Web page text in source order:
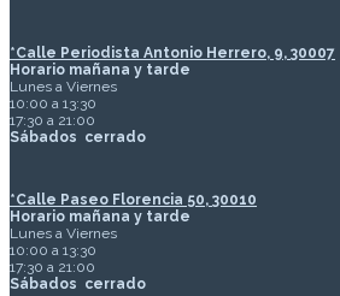
*Calle Periodista Antonio Herrero, 9, 30007
Horario mañana y tarde
Lunes a Viernes
10:00 a 13:30
17:30 a 21:00
Sábados cerrado
*Calle Paseo Florencia 50, 30010
Horario mañana y tarde
Lunes a Viernes
10:00 a 13:30
17:30 a 21:00
Sábados cerrado